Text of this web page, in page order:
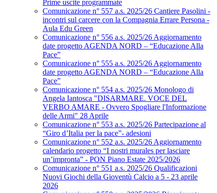
Prime uscite programmate
Comunicazione n° 557 a.s. 2025/26 Cantiere Pasolini -
incontri sul carcere con la Compagnia Errare Persona -
Aula Edu Green
Comunicazione n° 556 a.s. 2025/26 Aggiornamento
date progetto AGENDA NORD – “Educazione Alla
Pace”
Comunicazione n° 555 a.s. 2025/26 Aggiornamento
date progetto AGENDA NORD – “Educazione Alla
Pace”
Comunicazione n° 554 a.s. 2025/26 Monologo di
Angela Iantosca "DISARMARE. VOCE DEL
VERBO AMARE - Ovvero Spogliare l'Informazione
delle Armi" 28 Aprile
Comunicazione n° 553 a.s. 2025/26 Partecipazione al
“Giro d’Italia per la pace”- adesioni
Comunicazione n° 552 a.s. 2025/26 Aggiornamento
calendario progetto “I nostri murales per lasciare
un’impronta” - PON Piano Estate 2025/2026
Comunicazione n° 551 a.s. 2025/26 Qualificazioni
Nuovi Giochi della Gioventù Calcio a 5 - 23 aprile
2026